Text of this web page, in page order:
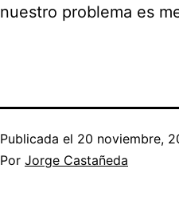
nuestro problema es
Publicada el 20 noviembre,
Por Jorge Castañeda